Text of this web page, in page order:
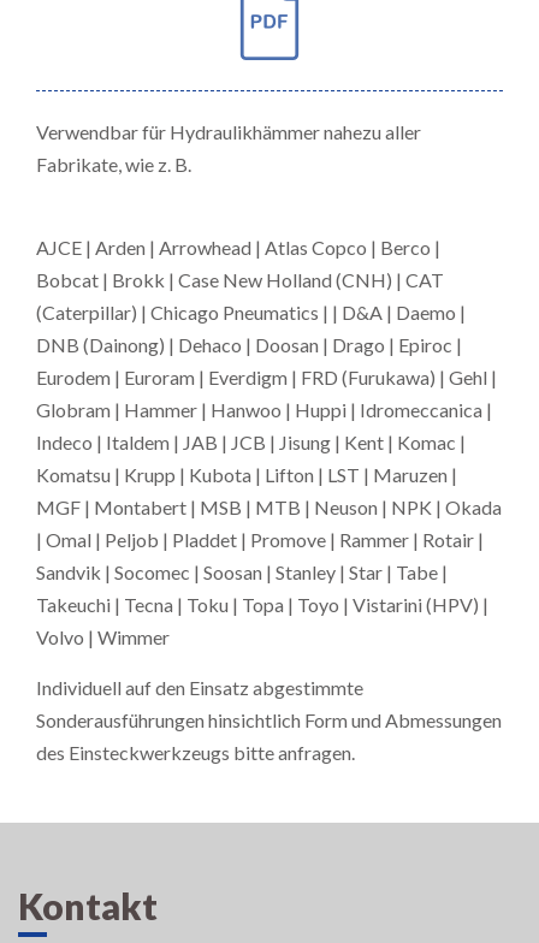
Verwendbar für Hydraulikhämmer nahezu aller
Fabrikate, wie z. B.
AJCE | Arden | Arrowhead | Atlas Copco | Berco |
Bobcat | Brokk | Case New Holland (CNH) | CAT
(Caterpillar) | Chicago Pneumatics | | D&A | Daemo |
DNB (Dainong) | Dehaco | Doosan | Drago | Epiroc |
Eurodem | Euroram | Everdigm | FRD (Furukawa) | Gehl |
Globram | Hammer | Hanwoo | Huppi | Idromeccanica |
Indeco | Italdem | JAB | JCB | Jisung | Kent | Komac |
Komatsu | Krupp | Kubota | Lifton | LST | Maruzen |
MGF | Montabert | MSB | MTB | Neuson | NPK | Okada
| Omal | Peljob | Pladdet | Promove | Rammer | Rotair |
Sandvik | Socomec | Soosan | Stanley | Star | Tabe |
Takeuchi | Tecna | Toku | Topa | Toyo | Vistarini (HPV) |
Volvo | Wimmer
Individuell auf den Einsatz abgestimmte
Sonderausführungen hinsichtlich Form und Abmessungen
des Einsteckwerkzeugs bitte anfragen.
Kontakt